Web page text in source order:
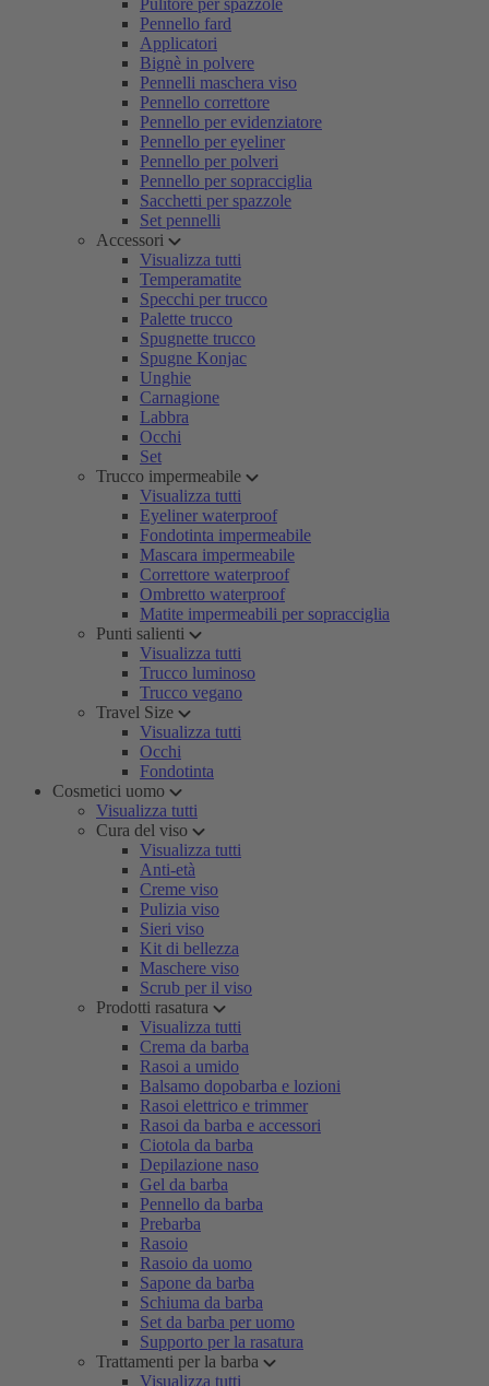
Pulitore per spazzole
Pennello fard
Applicatori
Bignè in polvere
Pennelli maschera viso
Pennello correttore
Pennello per evidenziatore
Pennello per eyeliner
Pennello per polveri
Pennello per sopracciglia
Sacchetti per spazzole
Set pennelli
Accessori
Visualizza tutti
Temperamatite
Specchi per trucco
Palette trucco
Spugnette trucco
Spugne Konjac
Unghie
Carnagione
Labbra
Occhi
Set
Trucco impermeabile
Visualizza tutti
Eyeliner waterproof
Fondotinta impermeabile
Mascara impermeabile
Correttore waterproof
Ombretto waterproof
Matite impermeabili per sopracciglia
Punti salienti
Visualizza tutti
Trucco luminoso
Trucco vegano
Travel Size
Visualizza tutti
Occhi
Fondotinta
Cosmetici uomo
Visualizza tutti
Cura del viso
Visualizza tutti
Anti-età
Creme viso
Pulizia viso
Sieri viso
Kit di bellezza
Maschere viso
Scrub per il viso
Prodotti rasatura
Visualizza tutti
Crema da barba
Rasoi a umido
Balsamo dopobarba e lozioni
Rasoi elettrico e trimmer
Rasoi da barba e accessori
Ciotola da barba
Depilazione naso
Gel da barba
Pennello da barba
Prebarba
Rasoio
Rasoio da uomo
Sapone da barba
Schiuma da barba
Set da barba per uomo
Supporto per la rasatura
Trattamenti per la barba
Visualizza tutti